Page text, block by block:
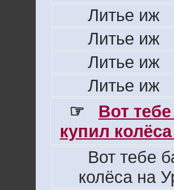
Литье иж
Литье иж
Литье иж
Литье иж
☞
Вот
купил
Вот тебе
колёса на